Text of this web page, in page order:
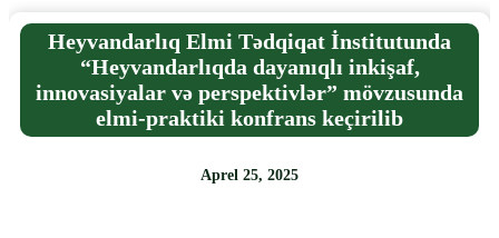
Heyvandarlıq Elmi Tədqiqat İnstitutunda
“Heyvandarlıqda dayanıqlı inkişaf,
innovasiyalar və perspektivlər” mövzusunda
elmi-praktiki konfrans keçirilib
Aprel 25, 2025